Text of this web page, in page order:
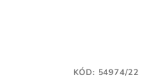
KÓD: 54974/22